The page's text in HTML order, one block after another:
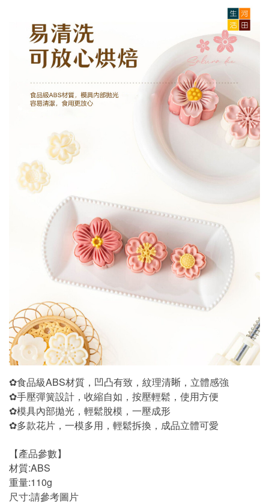
✿食品級ABS材質，凹凸有致，紋理清𥇦，立體感強
✿手壓彈簧設計，收縮自如，按壓輕鬆，使用方便
✿模具內部拋光，輕鬆脫模，一壓成形
✿多款花片，一模多用，輕鬆拆換，成品立體可愛
【產品參數】
材質:ABS
重量:110g
尺寸:請參考圖片